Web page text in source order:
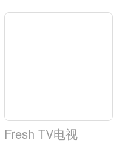
Fresh TV电视